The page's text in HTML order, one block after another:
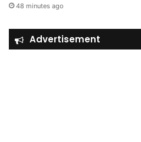
48 minutes ago
Advertisement